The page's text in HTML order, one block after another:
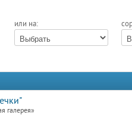
или на:
галерея»